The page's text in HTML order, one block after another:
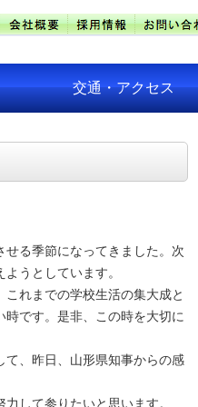
交通・アクセス
る季節になってきました。次
うとしています。
れまでの学校生活の集大成と
です。是非、この時を大切に
、昨日、山形県知事からの感
して参りたいと思います。